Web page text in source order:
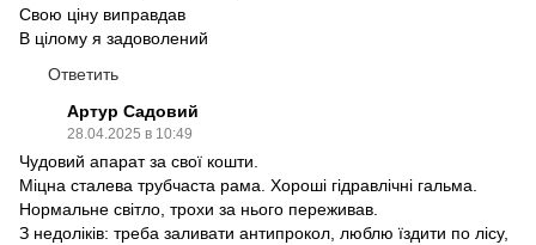
Свою ціну виправдав
В цілому я задоволений
Ответить
Артур Садовий
28.04.2025 в 10:49
Чудовий апарат за свої кошти.
Міцна сталева трубчаста рама. Хороші гідравлічні гальма.
Нормальне світло, трохи за нього переживав.
З недоліків: треба заливати антипрокол, люблю їздити по лісу,